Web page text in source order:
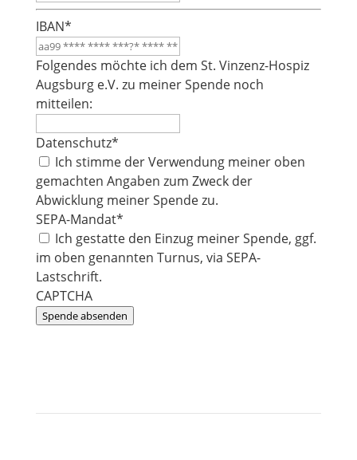
IBAN*
Folgendes möchte ich dem St. Vinzenz-Hospiz
Augsburg e.V. zu meiner Spende noch
mitteilen:
Datenschutz*
Ich stimme der Verwendung meiner oben
gemachten Angaben zum Zweck der
Abwicklung meiner Spende zu.
SEPA-Mandat*
Ich gestatte den Einzug meiner Spende, ggf.
im oben genannten Turnus, via SEPA-
Lastschrift.
CAPTCHA
Spende absenden